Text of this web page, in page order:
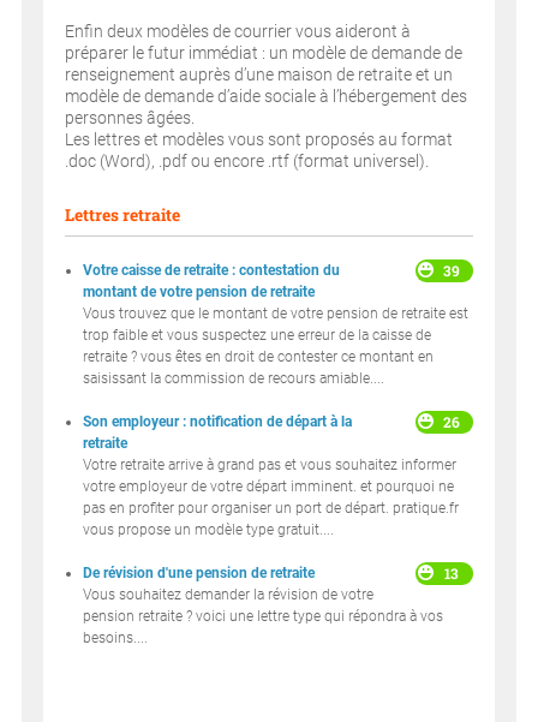
Enfin deux modèles de courrier vous aideront à
préparer le futur immédiat : un modèle de demande de
renseignement auprès d’une maison de retraite et un
modèle de demande d’aide sociale à l’hébergement des
personnes âgées.
Les lettres et modèles vous sont proposés au format
.doc (Word), .pdf ou encore .rtf (format universel).
Lettres retraite
39
Votre caisse de retraite : contestation du
montant de votre pension de retraite
Vous trouvez que le montant de votre pension de retraite est
trop faible et vous suspectez une erreur de la caisse de
retraite ? vous êtes en droit de contester ce montant en
saisissant la commission de recours amiable....
26
Son employeur : notification de départ à la
retraite
Votre retraite arrive à grand pas et vous souhaitez informer
votre employeur de votre départ imminent. et pourquoi ne
pas en profiter pour organiser un port de départ. pratique.fr
vous propose un modèle type gratuit....
13
De révision d'une pension de retraite
Vous souhaitez demander la révision de votre
pension retraite ? voici une lettre type qui répondra à vos
besoins....